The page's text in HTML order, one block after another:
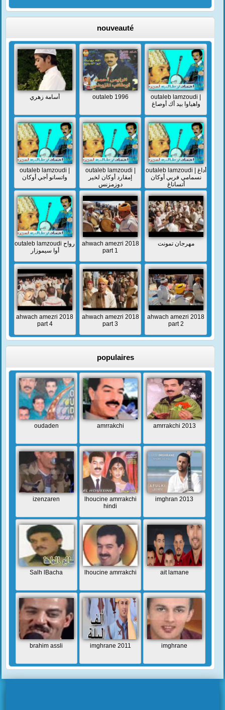
nouveauté
أسامة زهري outaleb 1996
outaleb lamzoudi |
واهياوا بيد أك أوصاغ
outaleb lamzoudi |
واتسانو أجي أوكان
outaleb lamzoudi |
إمقارد أوكان لخير
دوزمزنس
outaleb lamzoudi | أداغ
نسمامي فربي أوكان
أتساناغ
outaleb lamzoudi رواح
أوا سيموزار
ahwach amezri 2018
part 1
مهرجان تمونت
ahwach amezri 2018
part 4
ahwach amezri 2018
part 3
ahwach amezri 2018
part 2
populaires
oudaden amrrakchi amrrakchi 2013
izenzaren
lhoucine amrrakchi
hindi
imghran 2013
Salh lBacha lhoucine amrrakchi ait lamane
brahim assli imghrane 2011 imghrane